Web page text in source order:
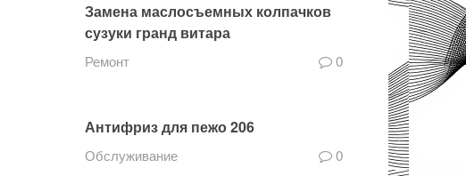
Замена маслосъемных колпачков
сузуки гранд витара
Ремонт 0
Антифриз для пежо 206
Обслуживание 0